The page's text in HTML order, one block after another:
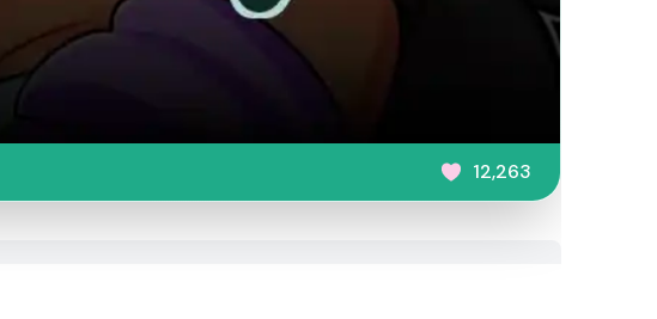
12,263